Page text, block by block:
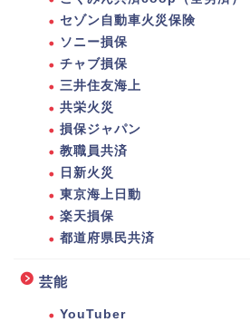
セゾン自動車火災保険
ソニー損保
チャブ損保
三井住友海上
共栄火災
損保ジャパン
教職員共済
日新火災
東京海上日動
楽天損保
都道府県民共済
芸能
YouTuber